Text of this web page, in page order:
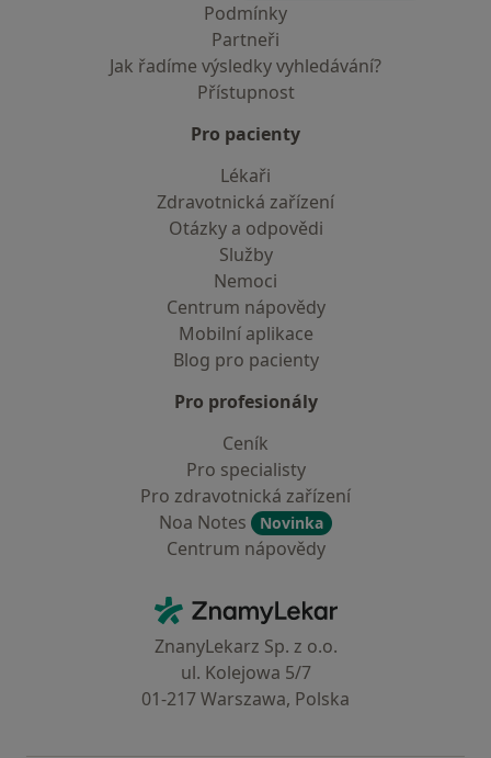
Podmínky
Partneři
Jak řadíme výsledky vyhledávání?
Přístupnost
Pro pacienty
Lékaři
Zdravotnická zařízení
Otázky a odpovědi
Služby
Nemoci
Centrum nápovědy
Mobilní aplikace
Blog pro pacienty
Pro profesionály
Ceník
Pro specialisty
Pro zdravotnická zařízení
Noa Notes
Novinka
Centrum nápovědy
ZnamyLekar - Hlavní stránka
ZnanyLekarz Sp. z o.o.
ul. Kolejowa 5/7
01-217 Warszawa, Polska